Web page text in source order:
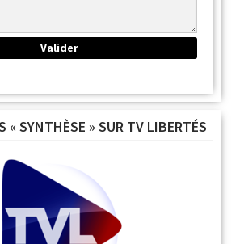
« SYNTHÈSE » SUR TV LIBERTÉS